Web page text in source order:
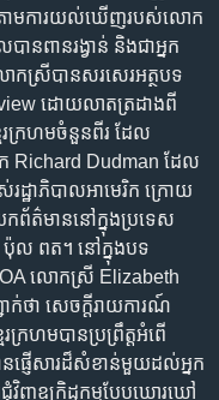
តាម​ការ​យល់​ឃើញ​របស់​លោក
ន​ពាន​រង្វាន់ និង​ជា​អ្នក​
ក​ស្រី​បាន​សរសេរ​អត្ថបទ​
ដោយ​លាត​ត្រដាង​ពី​
រ​ក្រហម​ចំនួន​ពីរ ដែល​
Dudman ដែល​
រដ្ឋាភិបាល​អាមេរិក ក្រោយ​
ក​ព័ត៌មាន​នៅ​ក្នុង​ប្រទេស​
ប៉ុល ពត។ នៅ​ក្នុង​បទ​
លោកស្រី​ Elizabeth
ាក់​ថា សេចក្តី​រាយការណ៍​
រហម​បាន​ប្រព្រឹត្ត​អំពើ​
ន​ផ្ញើ​សារ​ដ៏​សំខាន់​មួយ​ដល់​អ្នក​
ជុំវិញ​ឧក្រិដ្ឋកម្ម​បែប​ឃោរឃៅ